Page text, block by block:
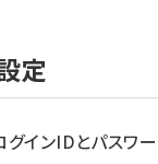
定
インIDとパスワ